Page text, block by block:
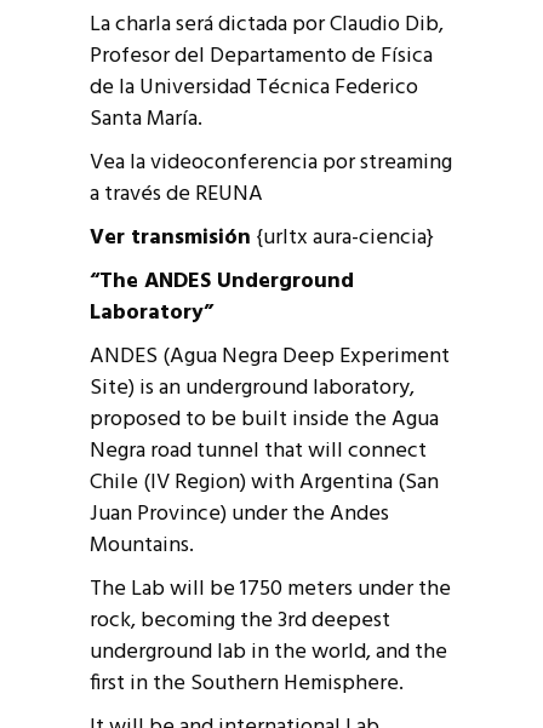
La charla será dictada por Claudio Dib,
Profesor del Departamento de Física
de la Universidad Técnica Federico
Santa María.
Vea la videoconferencia por streaming
a través de REUNA
Ver transmisión {urltx aura-ciencia}
“The ANDES Underground
Laboratory”
ANDES (Agua Negra Deep Experiment
Site) is an underground laboratory,
proposed to be built inside the Agua
Negra road tunnel that will connect
Chile (IV Region) with Argentina (San
Juan Province) under the Andes
Mountains.
The Lab will be 1750 meters under the
rock, becoming the 3rd deepest
underground lab in the world, and the
first in the Southern Hemisphere.